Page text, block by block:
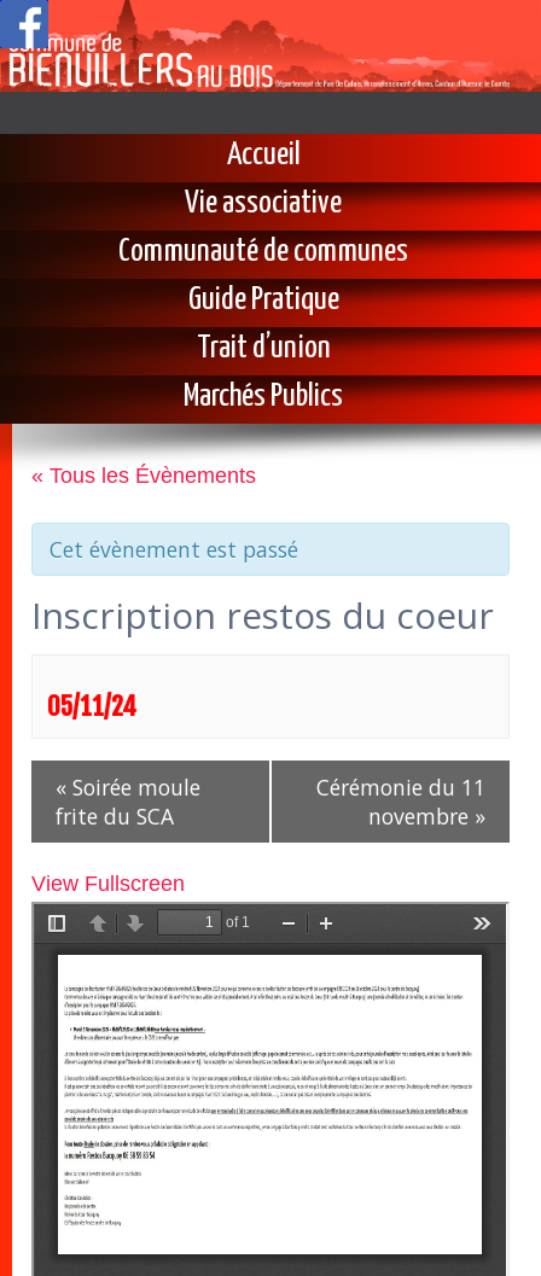
Accueil
Vie associative
Communauté de communes
Guide Pratique
Trait d’union
Marchés Publics
« Tous les Évènements
Cet évènement est passé
Inscription restos du coeur
05/11/24
Navigation
Évènement
« Soirée moule
frite du SCA
Cérémonie du 11
novembre »
View Fullscreen